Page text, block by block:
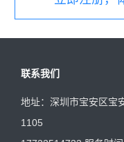
联系我们
地址：深圳市宝安区宝
1105